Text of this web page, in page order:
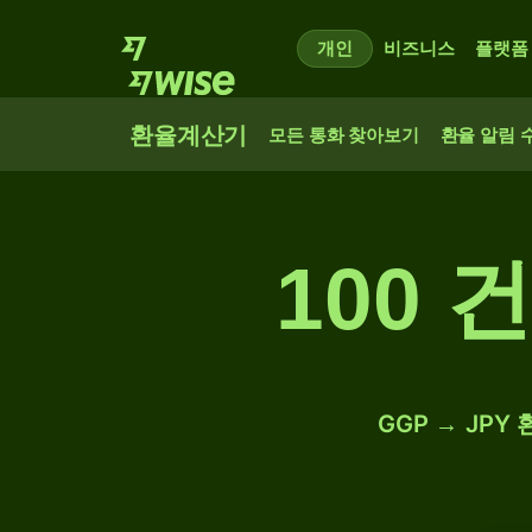
개인 비즈니스 플랫폼
환율계산기 모든 통화 찾아보기 환율 알림
100
GGP → JPY